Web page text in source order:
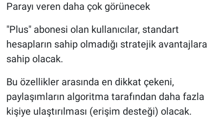
Parayı veren daha çok görünecek
"Plus" abonesi olan kullanıcılar, standart
hesapların sahip olmadığı stratejik avantajlara
sahip olacak.
Bu özellikler arasında en dikkat çekeni,
paylaşımların algoritma tarafından daha fazla
kişiye ulaştırılması (erişim desteği) olacak.